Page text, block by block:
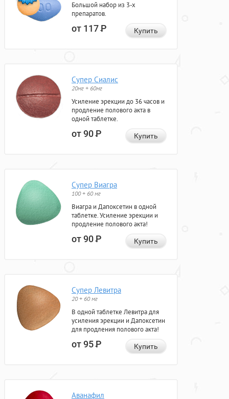
Большой набор из 3-х
препаратов.
от 117Р Купить
Супер Сиалис
20мг + 60мг
Усиление эрекции до 36 часов и
продление полового акта в
одной таблетке.
от 90Р Купить
Супер Виагра
100 + 60 мг
Виагра и Дапоксетин в одной
таблетке. Усиление эрекции и
продление полового акта!
от 90Р Купить
Супер Левитра
20 + 60 мг
В одной таблетке Левитра для
усиления эрекции и Дапоксетин
для продления полового акта!
от 95Р Купить
Аванафил